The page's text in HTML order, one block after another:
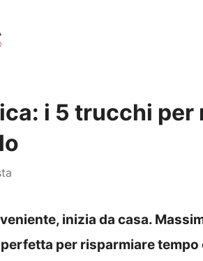
i 5 trucchi per
inizia da casa.
per risparmiare tempo